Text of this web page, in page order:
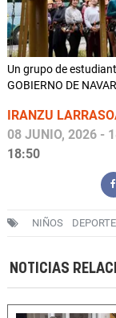
Un grupo de
GOBIERNO DE
IRANZU
08 JUNIO, 2026 -
18:50
NIÑOS DEPORTE
NOTICIAS